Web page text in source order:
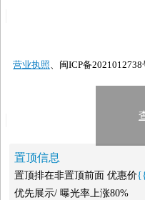
营业执照、闽ICP备2021012738
置顶信息
置顶排在非置顶前面 优惠价
优先展示/ 曝光率上涨80%